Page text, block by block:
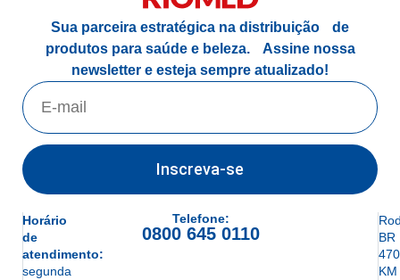
Sua parceira estratégica na distribuição de
produtos para saúde e beleza. Assine nossa
newsletter e esteja sempre atualizado!
Inscreva-se
Horário
de
atendimento:
segunda
Telefone:
0800 645 0110
BR
KM